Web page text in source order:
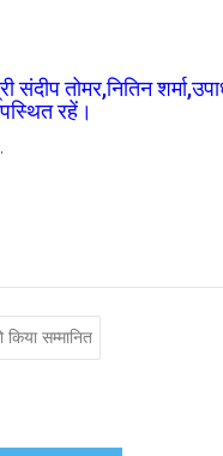
तोमर,नितिन
रहें।
सम्मानित